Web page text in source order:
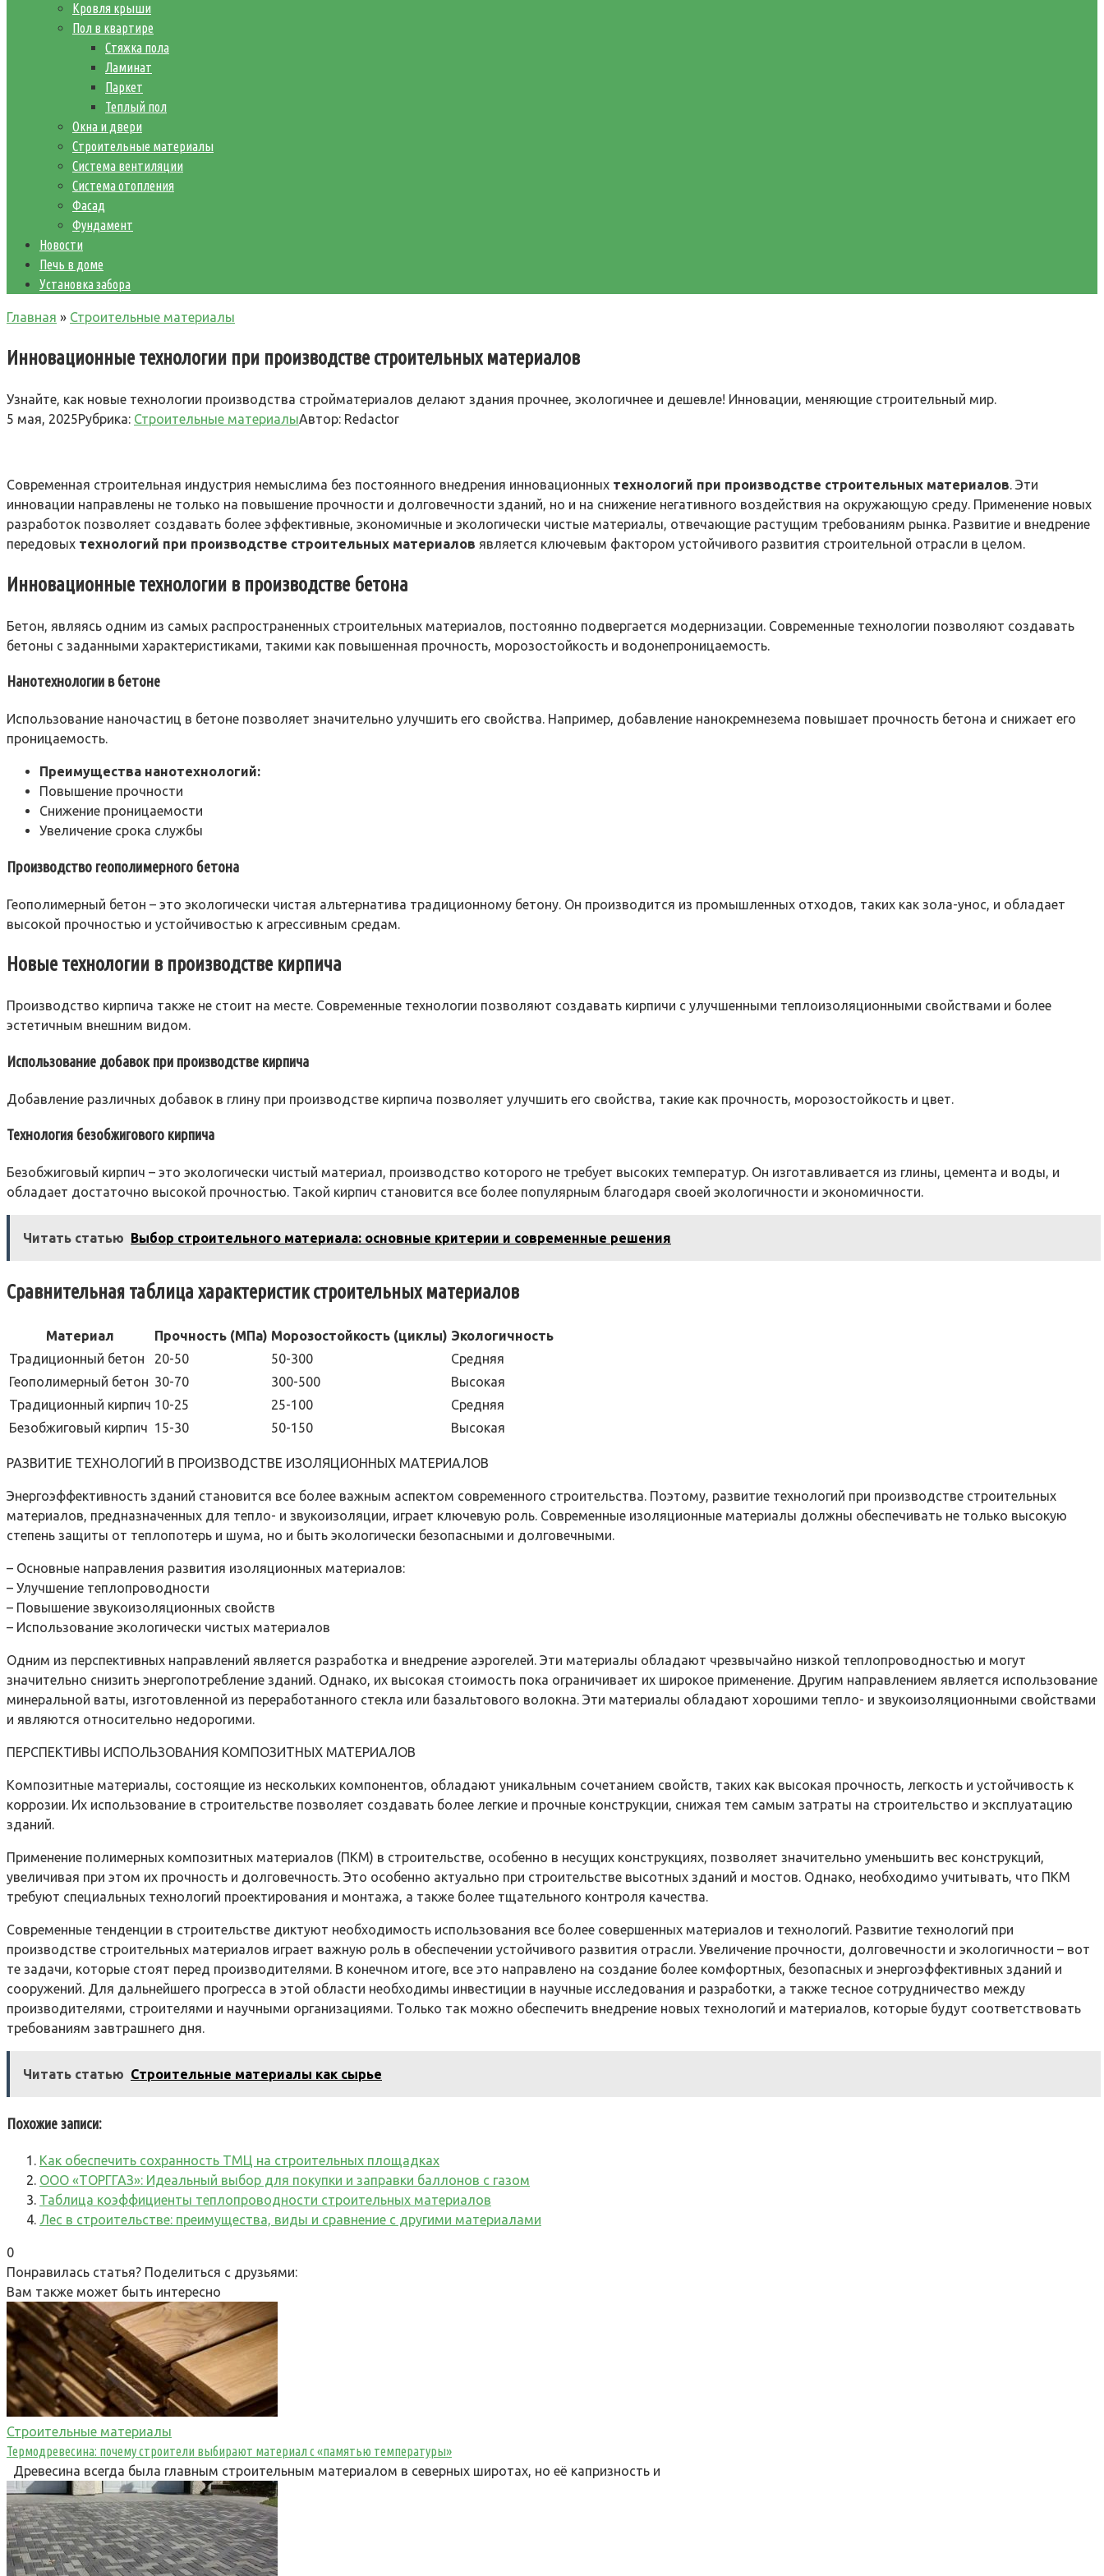
Кровля крыши
Пол в квартире
Стяжка пола
Ламинат
Паркет
Теплый пол
Окна и двери
Строительные материалы
Система вентиляции
Система отопления
Фасад
Фундамент
Новости
Печь в доме
Установка забора
Главная » Строительные материалы
Инновационные технологии при производстве строительных материалов
Узнайте, как новые технологии производства стройматериалов делают здания прочнее, экологичнее и дешевле! Инновации, меняющие строительный мир.
5 мая, 2025Рубрика: Строительные материалыАвтор: Redactor
Современная строительная индустрия немыслима без постоянного внедрения инновационных технологий при производстве строительных материалов. Эти
инновации направлены не только на повышение прочности и долговечности зданий, но и на снижение негативного воздействия на окружающую среду. Применение новых
разработок позволяет создавать более эффективные, экономичные и экологически чистые материалы, отвечающие растущим требованиям рынка. Развитие и внедрение
передовых технологий при производстве строительных материалов является ключевым фактором устойчивого развития строительной отрасли в целом.
Инновационные технологии в производстве бетона
Бетон, являясь одним из самых распространенных строительных материалов, постоянно подвергается модернизации. Современные технологии позволяют создавать
бетоны с заданными характеристиками, такими как повышенная прочность, морозостойкость и водонепроницаемость.
Нанотехнологии в бетоне
Использование наночастиц в бетоне позволяет значительно улучшить его свойства. Например, добавление нанокремнезема повышает прочность бетона и снижает его
проницаемость.
Преимущества нанотехнологий:
Повышение прочности
Снижение проницаемости
Увеличение срока службы
Производство геополимерного бетона
Геополимерный бетон – это экологически чистая альтернатива традиционному бетону. Он производится из промышленных отходов, таких как зола-унос, и обладает
высокой прочностью и устойчивостью к агрессивным средам.
Новые технологии в производстве кирпича
Производство кирпича также не стоит на месте. Современные технологии позволяют создавать кирпичи с улучшенными теплоизоляционными свойствами и более
эстетичным внешним видом.
Использование добавок при производстве кирпича
Добавление различных добавок в глину при производстве кирпича позволяет улучшить его свойства, такие как прочность, морозостойкость и цвет.
Технология безобжигового кирпича
Безобжиговый кирпич – это экологически чистый материал, производство которого не требует высоких температур. Он изготавливается из глины, цемента и воды, и
обладает достаточно высокой прочностью. Такой кирпич становится все более популярным благодаря своей экологичности и экономичности.
Читать статью Выбор строительного материала: основные критерии и современные решения
Сравнительная таблица характеристик строительных материалов
Материал Прочность (МПа) Морозостойкость (циклы) Экологичность
Традиционный бетон
20-50 50-300
Средняя
Геополимерный бетон 30-70 300-500
Высокая
Традиционный кирпич 10-25 25-100
Средняя
Безобжиговый кирпич 15-30 50-150 Высокая
РАЗВИТИЕ ТЕХНОЛОГИЙ В ПРОИЗВОДСТВЕ ИЗОЛЯЦИОННЫХ МАТЕРИАЛОВ
Энергоэффективность зданий становится все более важным аспектом современного строительства. Поэтому, развитие технологий при производстве строительных
материалов, предназначенных для тепло- и звукоизоляции, играет ключевую роль. Современные изоляционные материалы должны обеспечивать не только высокую
степень защиты от теплопотерь и шума, но и быть экологически безопасными и долговечными.
– Основные направления развития изоляционных материалов:
– Улучшение теплопроводности
– Повышение звукоизоляционных свойств
– Использование экологически чистых материалов
Одним из перспективных направлений является разработка и внедрение аэрогелей. Эти материалы обладают чрезвычайно низкой теплопроводностью и могут
значительно снизить энергопотребление зданий. Однако, их высокая стоимость пока ограничивает их широкое применение. Другим направлением является использование
минеральной ваты, изготовленной из переработанного стекла или базальтового волокна. Эти материалы обладают хорошими тепло- и звукоизоляционными свойствами
и являются относительно недорогими.
ПЕРСПЕКТИВЫ ИСПОЛЬЗОВАНИЯ КОМПОЗИТНЫХ МАТЕРИАЛОВ
Композитные материалы, состоящие из нескольких компонентов, обладают уникальным сочетанием свойств, таких как высокая прочность, легкость и устойчивость к
коррозии. Их использование в строительстве позволяет создавать более легкие и прочные конструкции, снижая тем самым затраты на строительство и эксплуатацию
зданий.
Применение полимерных композитных материалов (ПКМ) в строительстве, особенно в несущих конструкциях, позволяет значительно уменьшить вес конструкций,
увеличивая при этом их прочность и долговечность. Это особенно актуально при строительстве высотных зданий и мостов. Однако, необходимо учитывать, что ПКМ
требуют специальных технологий проектирования и монтажа, а также более тщательного контроля качества.
Современные тенденции в строительстве диктуют необходимость использования все более совершенных материалов и технологий. Развитие технологий при
производстве строительных материалов играет важную роль в обеспечении устойчивого развития отрасли. Увеличение прочности, долговечности и экологичности – вот
те задачи, которые стоят перед производителями. В конечном итоге, все это направлено на создание более комфортных, безопасных и энергоэффективных зданий и
сооружений. Для дальнейшего прогресса в этой области необходимы инвестиции в научные исследования и разработки, а также тесное сотрудничество между
производителями, строителями и научными организациями. Только так можно обеспечить внедрение новых технологий и материалов, которые будут соответствовать
требованиям завтрашнего дня.
Читать статью Строительные материалы как сырье
Похожие записи:
Как обеспечить сохранность ТМЦ на строительных площадках
ООО «ТОРГГАЗ»: Идеальный выбор для покупки и заправки баллонов с газом
Таблица коэффициенты теплопроводности строительных материалов
Лес в строительстве: преимущества, виды и сравнение с другими материалами
0
Понравилась статья? Поделиться с друзьями:
Вам также может быть интересно
Строительные материалы
Термодревесина: почему строители выбирают материал с «памятью температуры»
Древесина всегда была главным строительным материалом в северных широтах, но её капризность и